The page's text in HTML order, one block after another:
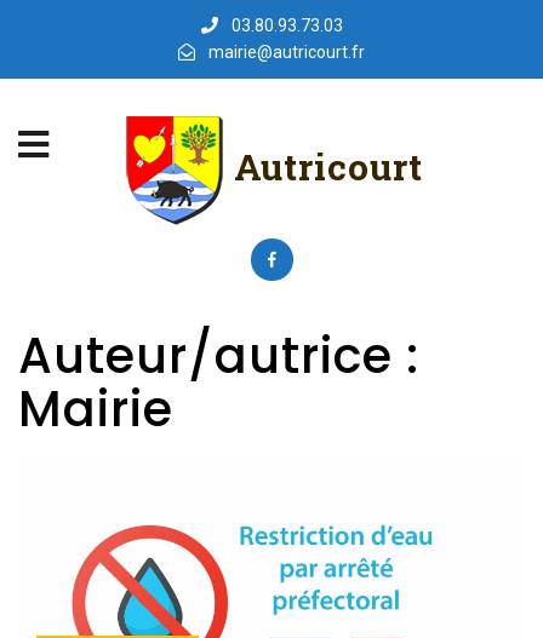
03.80.93.73.03
mairie@autricourt.fr
Autricourt
Auteur/autrice :
Mairie